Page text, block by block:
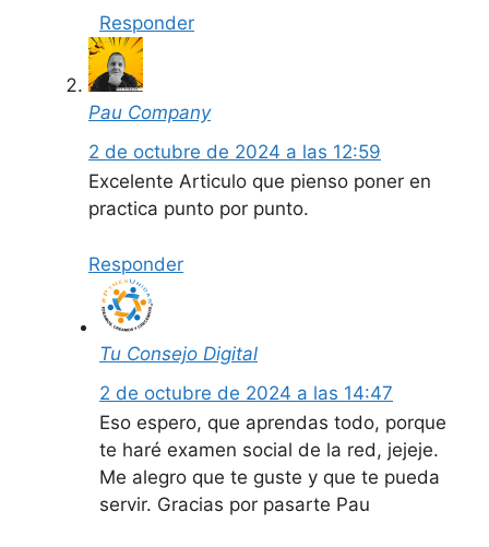
Responder
Pau Company
2 de octubre de 2024 a las 12:59
Excelente Articulo que pienso poner en
practica punto por punto.
Responder
Tu Consejo Digital
2 de octubre de 2024 a las 14:47
Eso espero, que aprendas todo, porque
te haré examen social de la red, jejeje.
Me alegro que te guste y que te pueda
servir. Gracias por pasarte Pau